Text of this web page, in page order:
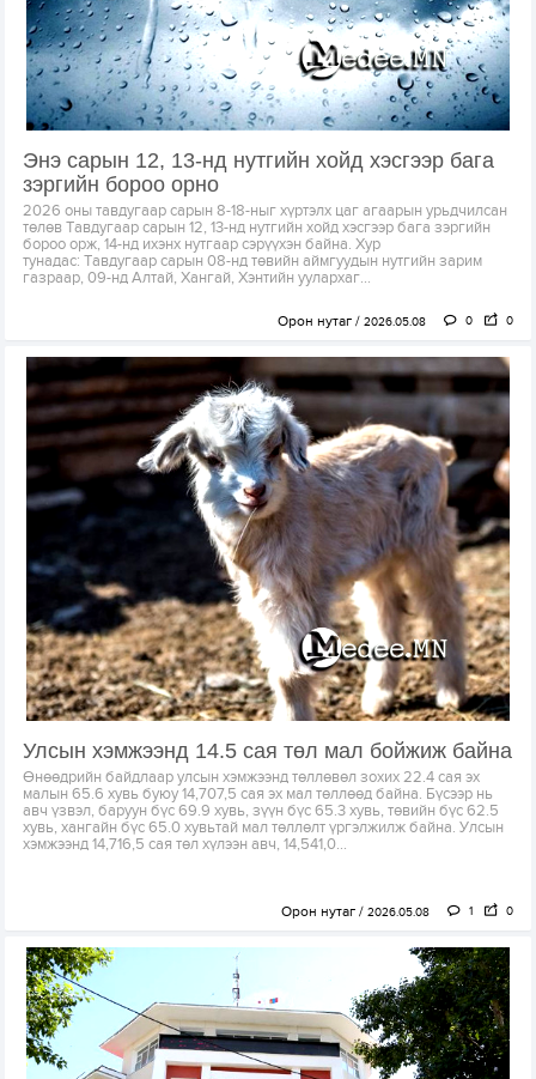
Энэ сарын 12, 13-нд нутгийн хойд хэсгээр бага
зэргийн бороо орно
2026 оны тавдугаар сарын 8-18-ныг хүртэлх цаг агаарын урьдчилсан
төлөв Тавдугаар сарын 12, 13-нд нутгийн хойд хэсгээр бага зэргийн
бороо орж, 14-нд ихэнх нутгаар сэрүүхэн байна. Хур
тунадас: Тавдугаар сарын 08-нд төвийн аймгуудын нутгийн зарим
газраар, 09-нд Алтай, Хангай, Хэнтийн уулархаг...
Орон нутаг 2026.05.08 0 0
Улсын хэмжээнд 14.5 сая төл мал бойжиж байна
Өнөөдрийн байдлаар улсын хэмжээнд төллөвөл зохих 22.4 сая эх
малын 65.6 хувь буюу 14,707,5 сая эх мал төллөөд байна. Бүсээр нь
авч үзвэл, баруун бүс 69.9 хувь, зүүн бүс 65.3 хувь, төвийн бүс 62.5
хувь, хангайн бүс 65.0 хувьтай мал төллөлт үргэлжилж байна. Улсын
хэмжээнд 14,716,5 сая төл хүлээн авч, 14,541,0...
Орон нутаг 2026.05.08 1 0